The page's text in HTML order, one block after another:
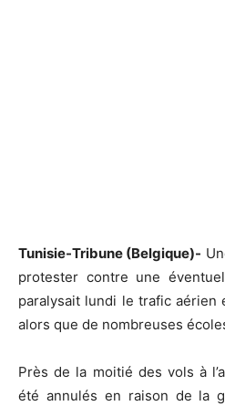
Tunisie-Tribune (Belgique)-
protester contre une
paralysait lundi le trafic aérien
alors que de nombreuses
Près de la moitié des vols à
été annulés en raison de la